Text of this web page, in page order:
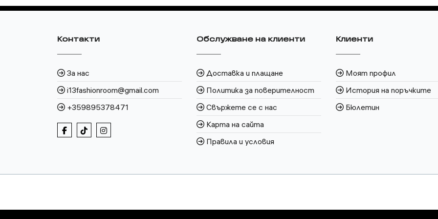
Контакти
За нас
i13fashionroom@gmail.com
+359895378471
Обслужване на клиенти
Доставка и плащане
Политика за поверителност
Свържете се с нас
Карта на сайта
Правила и условия
Клиенти
Моят профил
История на поръчките
Бюлетин